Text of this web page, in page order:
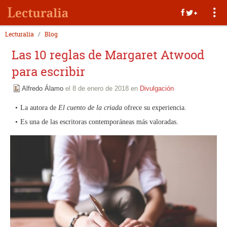
Lecturalia Blog
Las 10 reglas de Margaret Atwood
para escribir
Alfredo Álamo el 8 de enero de 2018 en Divulgación
La autora de El cuento de la criada ofrece su experiencia.
Es una de las escritoras contemporáneas más valoradas.